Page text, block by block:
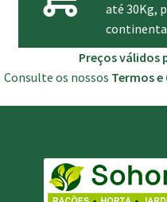
até 30Kg,
Preços válidos
Consulte os nossos Termos